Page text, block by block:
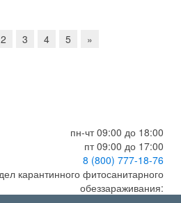
2 3 4 5 »
пн-чт 09:00 до 18:00
пт 09:00 до 17:00
8 (800) 777-18-76
карантинного фитосанитарного
обеззараживания: